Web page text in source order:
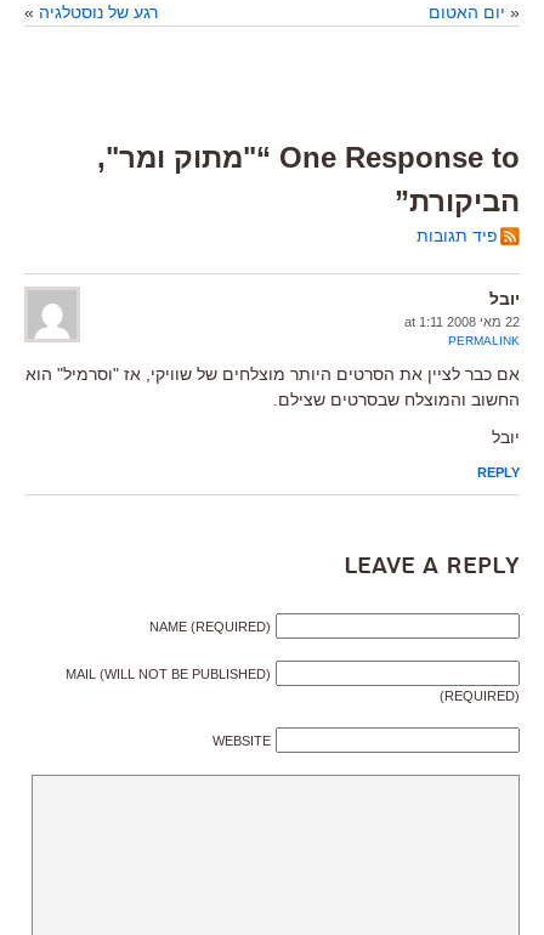
« יום האטום רגע של נוסטלגיה »
One Response to “"מתוק ומר",
הביקורת”
פיד תגובות
יובל
22 מאי 2008 at 1:11
PERMALINK
אם כבר לציין את הסרטים היותר מוצלחים של שוויקי, אז "וסרמיל" הוא
החשוב והמוצלח שבסרטים שצילם.
יובל
REPLY
Leave a Reply
NAME (REQUIRED)
MAIL (WILL NOT BE PUBLISHED)
(REQUIRED)
WEBSITE